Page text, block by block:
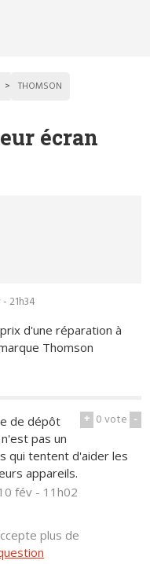
THOMSON
écran
21h34
d'une réparation à
Thomson
+ 0vote -
de dépôt
pas un
qui tentent d'aider les
appareils.
fév - 11h02
plus de